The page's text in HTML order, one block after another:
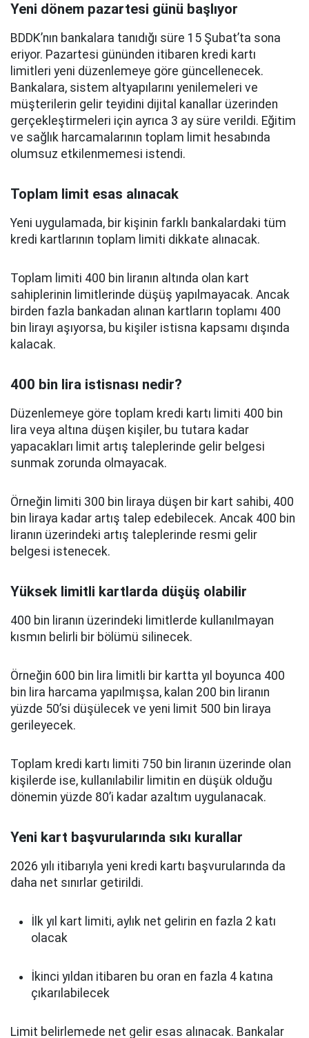
Yeni dönem pazartesi günü başlıyor
BDDK’nın bankalara tanıdığı süre 15 Şubat’ta sona
eriyor. Pazartesi gününden itibaren kredi kartı
limitleri yeni düzenlemeye göre güncellenecek.
Bankalara, sistem altyapılarını yenilemeleri ve
müşterilerin gelir teyidini dijital kanallar üzerinden
gerçekleştirmeleri için ayrıca 3 ay süre verildi. Eğitim
ve sağlık harcamalarının toplam limit hesabında
olumsuz etkilenmemesi istendi.
Toplam limit esas alınacak
Yeni uygulamada, bir kişinin farklı bankalardaki tüm
kredi kartlarının toplam limiti dikkate alınacak.
Toplam limiti 400 bin liranın altında olan kart
sahiplerinin limitlerinde düşüş yapılmayacak. Ancak
birden fazla bankadan alınan kartların toplamı 400
bin lirayı aşıyorsa, bu kişiler istisna kapsamı dışında
kalacak.
400 bin lira istisnası nedir?
Düzenlemeye göre toplam kredi kartı limiti 400 bin
lira veya altına düşen kişiler, bu tutara kadar
yapacakları limit artış taleplerinde gelir belgesi
sunmak zorunda olmayacak.
Örneğin limiti 300 bin liraya düşen bir kart sahibi, 400
bin liraya kadar artış talep edebilecek. Ancak 400 bin
liranın üzerindeki artış taleplerinde resmi gelir
belgesi istenecek.
Yüksek limitli kartlarda düşüş olabilir
400 bin liranın üzerindeki limitlerde kullanılmayan
kısmın belirli bir bölümü silinecek.
Örneğin 600 bin lira limitli bir kartta yıl boyunca 400
bin lira harcama yapılmışsa, kalan 200 bin liranın
yüzde 50’si düşülecek ve yeni limit 500 bin liraya
gerileyecek.
Toplam kredi kartı limiti 750 bin liranın üzerinde olan
kişilerde ise, kullanılabilir limitin en düşük olduğu
dönemin yüzde 80’i kadar azaltım uygulanacak.
Yeni kart başvurularında sıkı kurallar
2026 yılı itibarıyla yeni kredi kartı başvurularında da
daha net sınırlar getirildi.
İlk yıl kart limiti, aylık net gelirin en fazla 2 katı
olacak
İkinci yıldan itibaren bu oran en fazla 4 katına
çıkarılabilecek
Limit belirlemede net gelir esas alınacak. Bankalar